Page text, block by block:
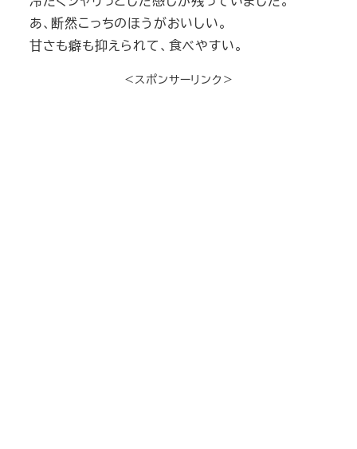
あ、断然こっちのほうがおいしい。
甘さも癖も抑えられて、食べやすい。
＜スポンサーリンク＞